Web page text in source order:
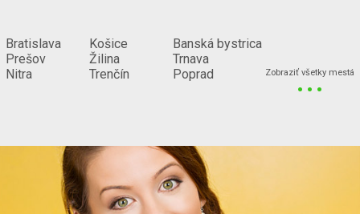
Bratislava
Prešov
Nitra
Košice
Žilina
Trenčín
Banská bystrica
Trnava
Poprad
Zobraziť všetky mestá
...